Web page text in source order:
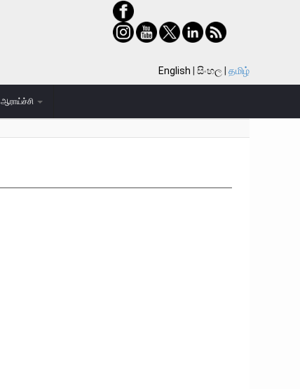
English සිංහල தமிழ்
ஆராய்ச்சி